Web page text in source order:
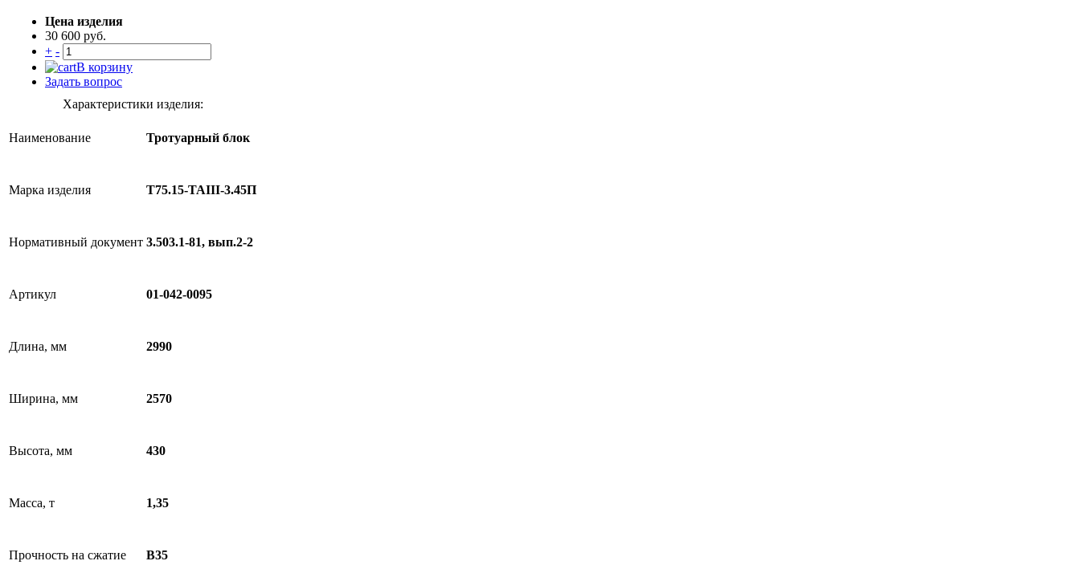
Цена изделия
30 600 руб.
+ -
В корзину
Задать вопрос
Характеристики изделия:
Наименование Тротуарный блок
Марка изделия Т75.15-TAIII-3.45П
Нормативный документ 3.503.1-81, вып.2-2
Артикул 01-042-0095
Длина, мм 2990
Ширина, мм 2570
Высота, мм 430
Масса, т 1,35
Прочность на сжатие B35